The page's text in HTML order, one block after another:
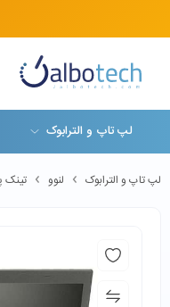
لپ تاپ و الترابوک
لپ تاپ و الترابوک لنوو تینک